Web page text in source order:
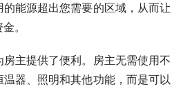
能源超出您需要的区域，从而让
。
主提供了便利。房主无需使用不
器、照明和其他功能，而是可以